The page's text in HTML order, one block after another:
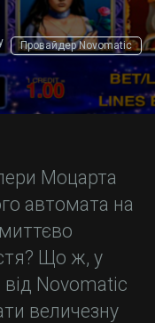
Провайдер Novomatic
Моцарта
автомата на
Що ж, у
від Novomatic
величезну